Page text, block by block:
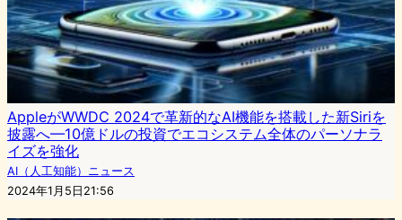
AppleがWWDC 2024で革新的なAI機能を搭載した新Siriを
披露へ—10億ドルの投資でエコシステム全体のパーソナラ
イズを強化
AI（人工知能）ニュース
2024年1月5日21:56